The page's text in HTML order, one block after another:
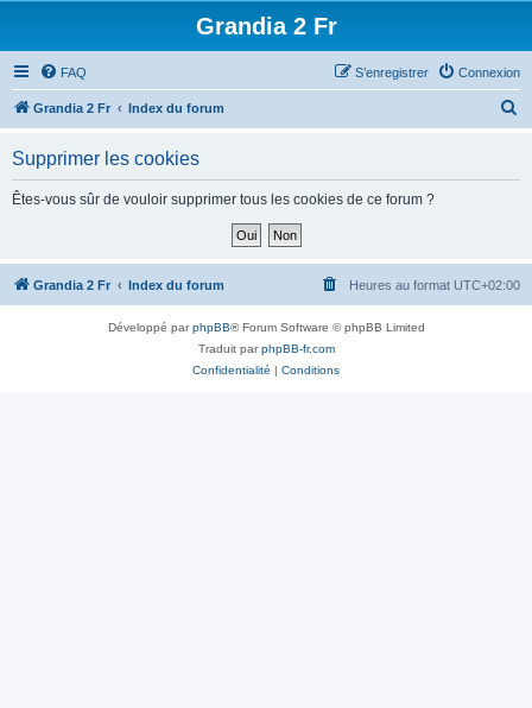
Grandia 2 Fr
FAQ Connexion
S’enregistrer
Grandia 2 Fr Index du forum
h
Supprimer les cookies
Êtes-vous sûr de vouloir supprimer tous les cookies de ce forum ?
Grandia 2 Fr Index du forum Heures au format UTC+02:00
Développé parphpBB® Forum Software © phpBB Limited
Traduit parphpBB-fr.com
Confidentialité | Conditions